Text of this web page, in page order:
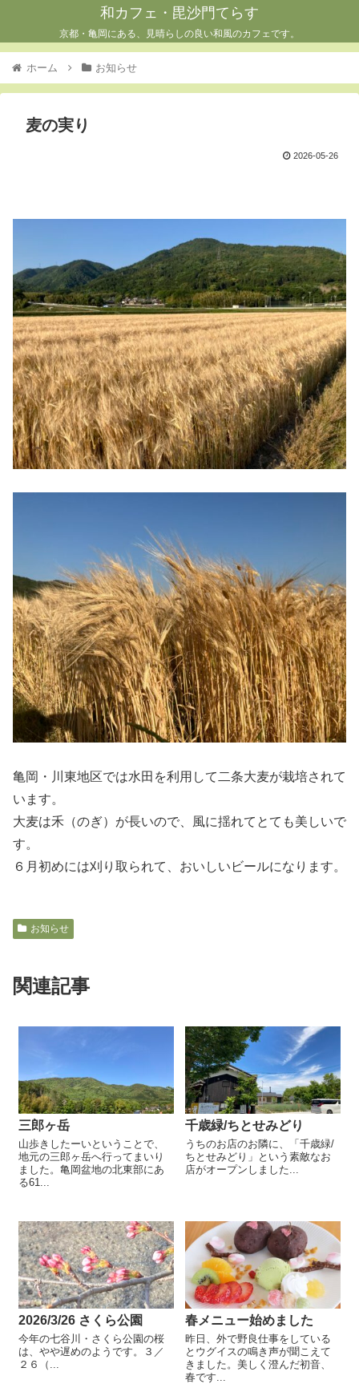
和カフェ・毘沙門てらす
京都・亀岡にある、見晴らしの良い和風のカフェです。
ホーム お知らせ
麦の実り
2026-05-26
亀岡・川東地区では水田を利用して二条大麦が栽培されて
います。
大麦は禾（のぎ）が長いので、風に揺れてとても美しいで
す。
６月初めには刈り取られて、おいしいビールになります。
お知らせ
関連記事
三郎ヶ岳
山歩きしたーいということで、
地元の三郎ヶ岳へ行ってまいり
ました。亀岡盆地の北東部にあ
る61...
千歳緑/ちとせみどり
うちのお店のお隣に、「千歳緑/
ちとせみどり」という素敵なお
店がオープンしました...
2026/3/26 さくら公園
今年の七谷川・さくら公園の桜
は、やや遅めのようです。３／
２６（...
春メニュー始めました
昨日、外で野良仕事をしている
とウグイスの鳴き声が聞こえて
きました。美しく澄んだ初音、
春です...